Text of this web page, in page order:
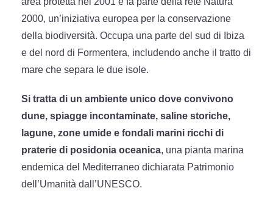
2000, un’iniziativa europea per la conservazione
della biodiversità. Occupa una parte del sud di Ibiza
e del nord di Formentera, includendo anche il tratto di
mare che separa le due isole.
Si tratta di un ambiente unico dove convivono
dune, spiagge incontaminate, saline storiche,
lagune, zone umide e fondali marini ricchi di
praterie di posidonia oceanica, una pianta marina
endemica del Mediterraneo dichiarata Patrimonio
dell’Umanità dall’UNESCO.